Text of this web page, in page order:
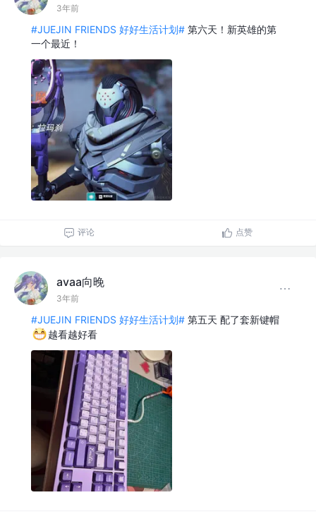
3年前
#JUEJIN FRIENDS 好好生活计划# 第六天！新英雄的第
一个最近！
评论 点赞
avaa向晚
3年前
#JUEJIN FRIENDS 好好生活计划# 第五天 配了套新键帽
越看越好看